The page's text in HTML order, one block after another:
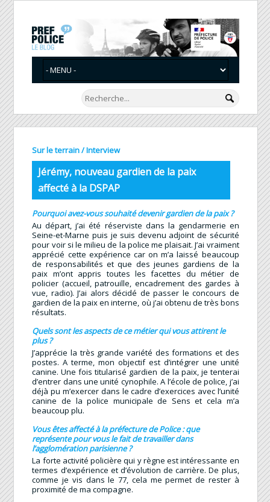
Sur le terrain/Interview
Jérémy, nouveau gardien de la paix
affecté à la DSPAP
Pourquoi avez-vous souhaité devenir gardien de la paix ?
Au départ, j’ai été réserviste dans la gendarmerie en
Seine-et-Marne puis je suis devenu adjoint de sécurité
pour voir si le milieu de la police me plaisait. J’ai vraiment
apprécié cette expérience car on m’a laissé beaucoup
de responsabilités et que des jeunes gardiens de la
paix m’ont appris toutes les facettes du métier de
policier (accueil, patrouille, encadrement des gardes à
vue, radio). J’ai alors décidé de passer le concours de
gardien de la paix en interne, où j’ai obtenu de très bons
résultats.
Quels sont les aspects de ce métier qui vous attirent le
plus ?
J’apprécie la très grande variété des formations et des
postes. A terme, mon objectif est d’intégrer une unité
canine. Une fois titularisé gardien de la paix, je tenterai
d’entrer dans une unité cynophile. A l’école de police, j’ai
déjà pu m’exercer dans le cadre d’exercices avec l’unité
canine de la police municipale de Sens et cela m’a
beaucoup plu.
Vous êtes affecté à la préfecture de Police : que
représente pour vous le fait de travailler dans
l’agglomération parisienne ?
La forte activité policière qui y règne est intéressante en
termes d’expérience et d’évolution de carrière. De plus,
comme je vis dans le 77, cela me permet de rester à
proximité de ma compagne.